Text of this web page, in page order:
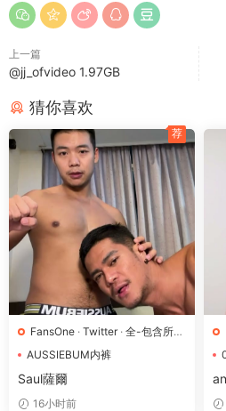
画面中男子赤裸着上身，健硕的腹肌
着紧实线条缓缓滑落。他站在白色纱
纹袜，黑白内裤边缘清晰可见，姿
腹肌轮廓分明，肌肉紧绷如雕塑般
在额头，体表泛着湿润光泽。手臂
“NOT”字样灰内裤，为整体造型增
色绳带将手臂举过头顶，另一张画
离近显人物表情专注。背景环境由
上一篇
@jj_ofvideo 1.97GB
猜你喜欢
FansOne · Twitter· 全-包含所有
体型·狗-胸肌|微胖
AUSSIEBUM内裤
Harperhappyday
Saul薩爾
16小时前
荐